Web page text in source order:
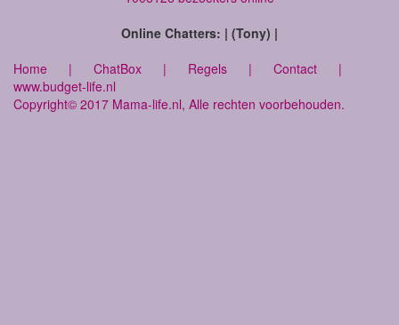
Online Chatters: | (Tony) |
Home | ChatBox | Regels | Contact |
www.budget-life.nl
Copyright© 2017 Mama-life.nl, Alle rechten voorbehouden.